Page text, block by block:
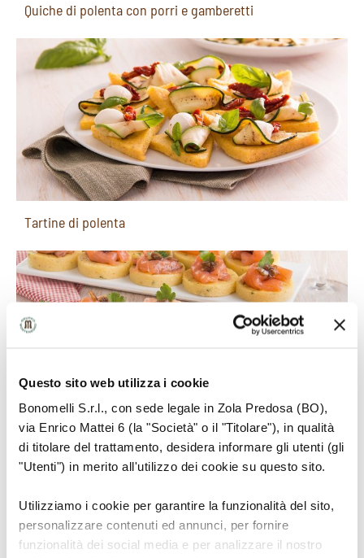
Questo sito web utilizza i cookie
Bonomelli S.r.l., con sede legale in Zola Predosa (BO),
via Enrico Mattei 6 (la "Società" o il "Titolare"), in qualità
di titolare del trattamento, desidera informare gli utenti (gli
"Utenti") in merito all'utilizzo dei cookie su questo sito.
Utilizziamo i cookie per garantire la funzionalità del sito,
personalizzare contenuti ed annunci, per fornire
funzionalità dei social media e per analizzare il nostro
Quiche di polenta con porri e gamberetti
Tartine di polenta
Tartine di polenta con salmone affumicato e cipolla al
balsamico